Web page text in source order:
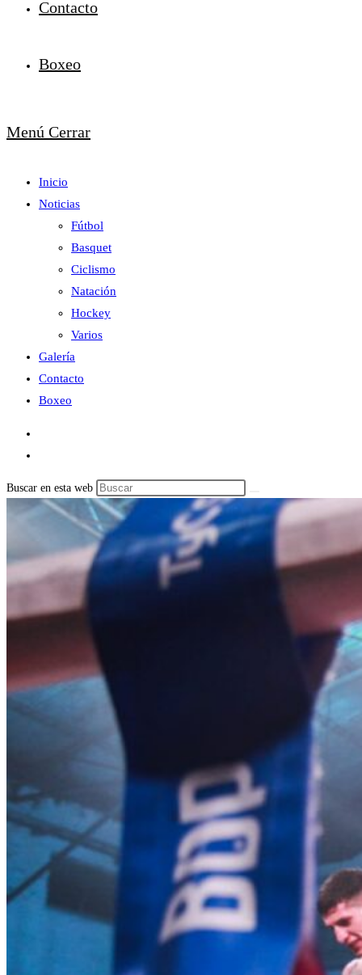
Contacto
Boxeo
Menú Cerrar
Inicio
Noticias
Fútbol
Basquet
Ciclismo
Natación
Hockey
Varios
Galería
Contacto
Boxeo
Buscar en esta web